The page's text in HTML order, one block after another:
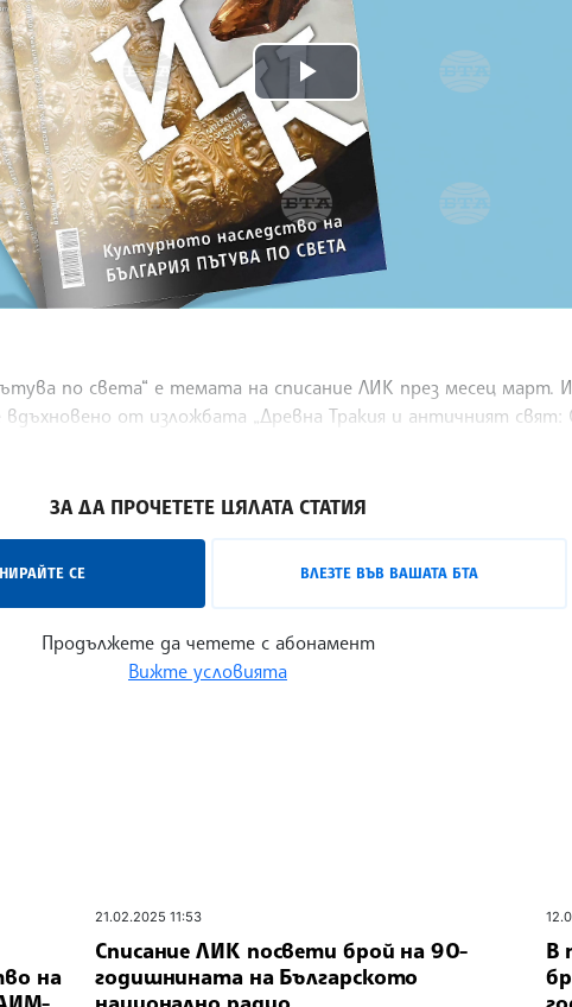
Play
Video
по света“ е темата на списание ЛИК през месец март.
вдъхновено от изложбата „Древна Тракия и античният
ЗА ДА ПРОЧЕТЕТЕ ЦЯЛАТА СТАТИЯ
СЕ ВЛЕЗТЕ ВЪВ ВАШАТА БТА
Продължете да четете с абонамент
Вижте условията
на
21.02.2025 11:53
Списание ЛИК посвети брой на 90-
годишнината на Българското
В